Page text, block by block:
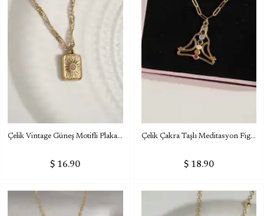
Çelik Vintage Güneş Motifli Plaka Kolye
$ 16.90
Çelik Çakra Taşlı Meditasyon Figürlü Kolye
$ 18.90